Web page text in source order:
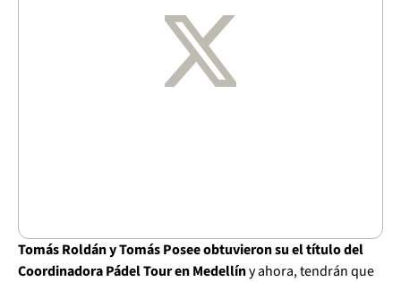
Tomás Roldán y Tomás Posee obtuvieron su el título del
Coordinadora Pádel Tour en Medellíny ahora, tendrán que